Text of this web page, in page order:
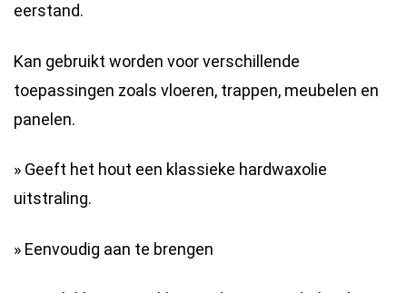
eerstand.
Kan gebruikt worden voor verschillende
toepassingen zoals vloeren, trappen, meubelen en
panelen.
» Geeft het hout een klassieke hardwaxolie
uitstraling.
» Eenvoudig aan te brengen